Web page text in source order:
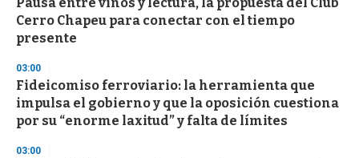
Cerro Chapeu para conectar con el tiempo
presente
03:00
Fideicomiso ferroviario: la herramienta que
impulsa el gobierno y que la oposición cuestiona
por su “enorme laxitud” y falta de límites
03:00